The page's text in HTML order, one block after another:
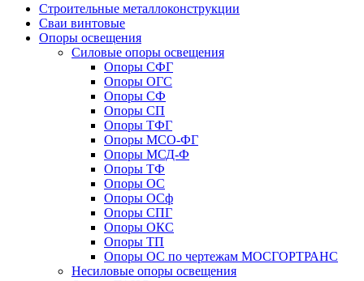
Строительные металлоконструкции
Сваи винтовые
Опоры освещения
Силовые опоры освещения
Опоры СФГ
Опоры ОГС
Опоры СФ
Опоры СП
Опоры ТФГ
Опоры МСО-ФГ
Опоры МСД-Ф
Опоры ТФ
Опоры ОС
Опоры ОСф
Опоры СПГ
Опоры ОКС
Опоры ТП
Опоры ОС по чертежам МОСГОРТРАНС
Несиловые опоры освещения